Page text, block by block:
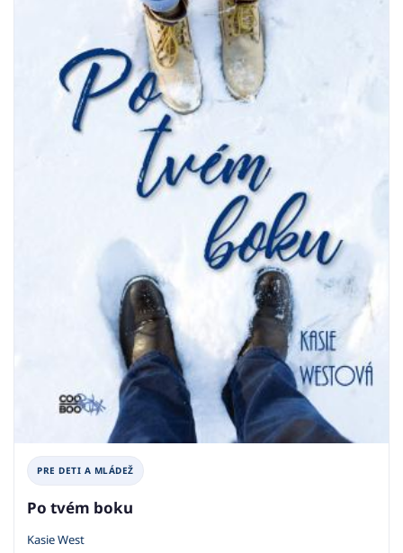
PRE DETI A MLÁDEŽ
Po tvém boku
Kasie West